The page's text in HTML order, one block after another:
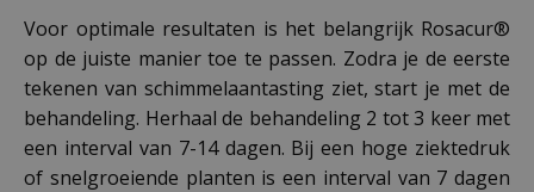
Voor optimale resultaten is het belangrijk Rosacur®
op de juiste manier toe te passen. Zodra je de eerste
tekenen van schimmelaantasting ziet, start je met de
behandeling. Herhaal de behandeling 2 tot 3 keer met
een interval van 7-14 dagen. Bij een hoge ziektedruk
of snelgroeiende planten is een interval van 7 dagen